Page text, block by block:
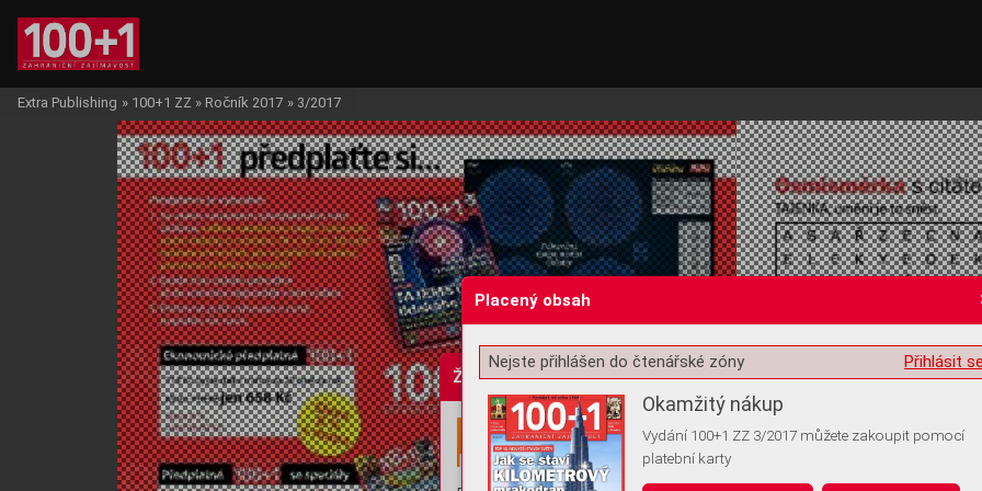
Žádost o souhlas s ukládáním volitelných informací
Extra Publishing » 100+1 ZZ » Ročník 2017 » 3/2017
Placený obsah
Přihlásit
Nejste přihlášen do čtenářské zóny
Okamžitý nákup
Vydání 100+1 ZZ 3/2017 můžete zakoupit pomocí
platební karty